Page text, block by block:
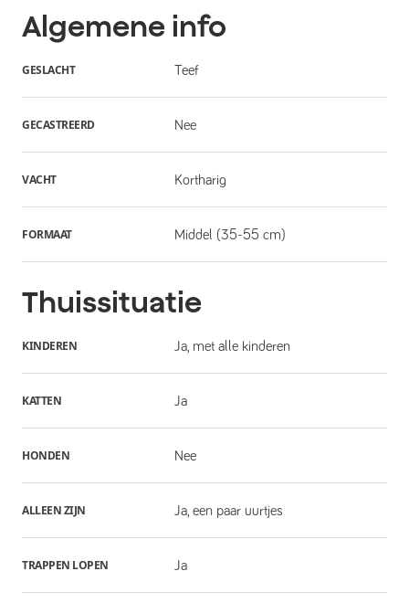
Algemene info
GESLACHT Teef
GECASTREERD Nee
VACHT Kortharig
FORMAAT Middel (35-55 cm)
Thuissituatie
KINDEREN Ja, met alle kinderen
KATTEN Ja
HONDEN Nee
ALLEEN ZIJN Ja, een paar uurtjes
TRAPPEN LOPEN Ja